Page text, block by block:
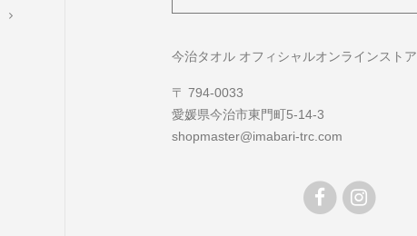
今治タオル オフィシャルオンラインストア
〒 794-0033
愛媛県今治市東門町5-14-3
shopmaster@imabari-trc.com